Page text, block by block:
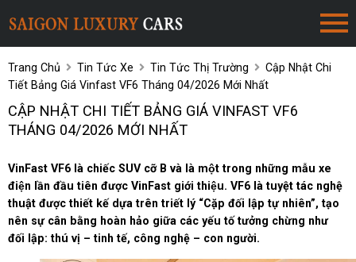
Trang Chủ Tin Tức Xe Tin Tức Thị Trường
Cập Nhật Chi
Tiết Bảng Giá Vinfast VF6 Tháng 04/2026 Mới Nhất
CẬP NHẬT CHI TIẾT BẢNG GIÁ VINFAST VF6
THÁNG 04/2026 MỚI NHẤT
VinFast VF6 là chiếc SUV cỡ B và là một trong những mẫu xe
điện lần đầu tiên được VinFast giới thiệu. VF6 là tuyệt tác nghệ
thuật được thiết kế dựa trên triết lý “Cặp đối lập tự nhiên”, tạo
nên sự cân bằng hoàn hảo giữa các yếu tố tưởng chừng như
đối lập: thú vị – tinh tế, công nghệ – con người.